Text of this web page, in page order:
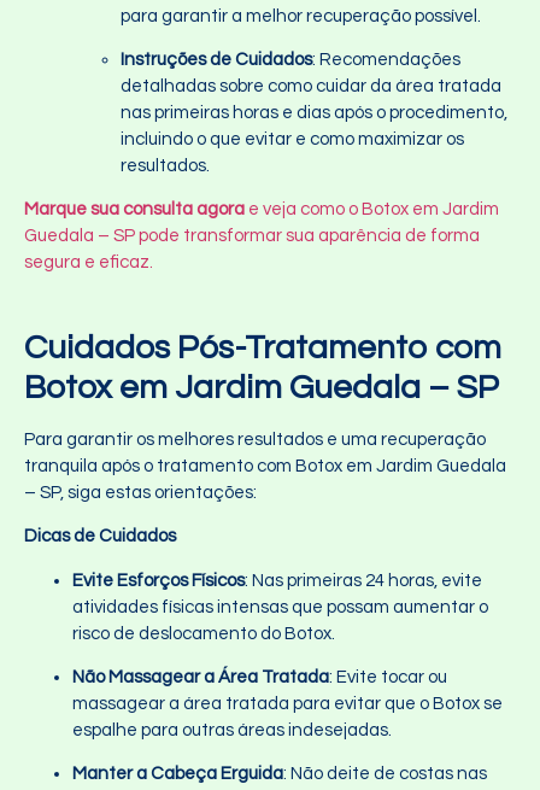
para garantir a melhor recuperação possível.
Instruções de Cuidados: Recomendações
detalhadas sobre como cuidar da área tratada
nas primeiras horas e dias após o procedimento,
incluindo o que evitar e como maximizar os
resultados.
Marque sua consulta agora e veja como o Botox em Jardim
Guedala – SP pode transformar sua aparência de forma
segura e eficaz.
Cuidados Pós-Tratamento com
Botox em Jardim Guedala – SP
Para garantir os melhores resultados e uma recuperação
tranquila após o tratamento com Botox em Jardim Guedala
– SP, siga estas orientações:
Dicas de Cuidados
Evite Esforços Físicos: Nas primeiras 24 horas, evite
atividades físicas intensas que possam aumentar o
risco de deslocamento do Botox.
Não Massagear a Área Tratada: Evite tocar ou
massagear a área tratada para evitar que o Botox se
espalhe para outras áreas indesejadas.
Manter a Cabeça Erguida: Não deite de costas nas